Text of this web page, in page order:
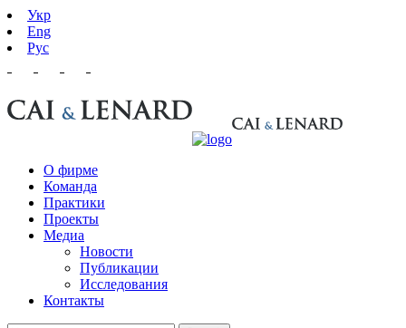
Укр
Eng
Рус
О фирме
Команда
Практики
Проекты
Медиа
Новости
Публикации
Исследования
Контакты